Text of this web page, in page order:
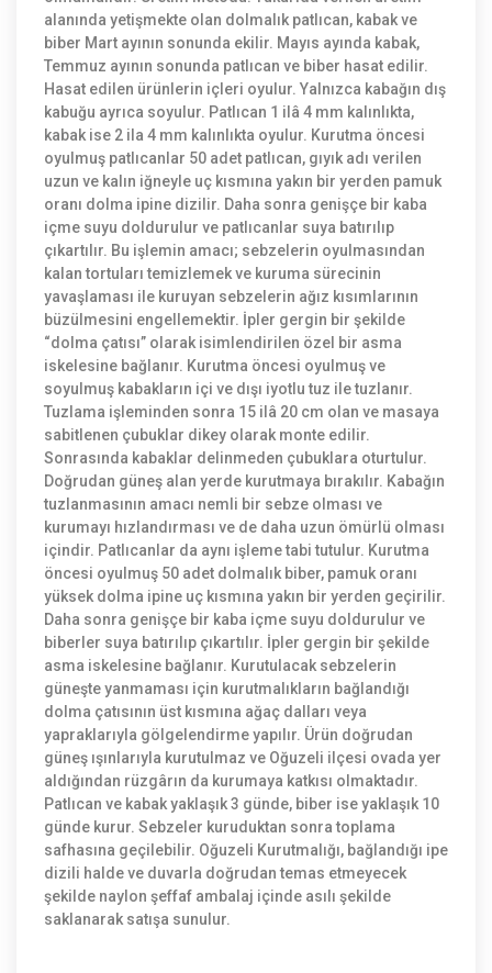
alanında yetişmekte olan dolmalık patlıcan, kabak ve
biber Mart ayının sonunda ekilir. Mayıs ayında kabak,
Temmuz ayının sonunda patlıcan ve biber hasat edilir.
Hasat edilen ürünlerin içleri oyulur. Yalnızca kabağın dış
kabuğu ayrıca soyulur. Patlıcan 1 ilâ 4 mm kalınlıkta,
kabak ise 2 ila 4 mm kalınlıkta oyulur. Kurutma öncesi
oyulmuş patlıcanlar 50 adet patlıcan, gıyık adı verilen
uzun ve kalın iğneyle uç kısmına yakın bir yerden pamuk
oranı dolma ipine dizilir. Daha sonra genişçe bir kaba
içme suyu doldurulur ve patlıcanlar suya batırılıp
çıkartılır. Bu işlemin amacı; sebzelerin oyulmasından
kalan tortuları temizlemek ve kuruma sürecinin
yavaşlaması ile kuruyan sebzelerin ağız kısımlarının
büzülmesini engellemektir. İpler gergin bir şekilde
“dolma çatısı” olarak isimlendirilen özel bir asma
iskelesine bağlanır. Kurutma öncesi oyulmuş ve
soyulmuş kabakların içi ve dışı iyotlu tuz ile tuzlanır.
Tuzlama işleminden sonra 15 ilâ 20 cm olan ve masaya
sabitlenen çubuklar dikey olarak monte edilir.
Sonrasında kabaklar delinmeden çubuklara oturtulur.
Doğrudan güneş alan yerde kurutmaya bırakılır. Kabağın
tuzlanmasının amacı nemli bir sebze olması ve
kurumayı hızlandırması ve de daha uzun ömürlü olması
içindir. Patlıcanlar da aynı işleme tabi tutulur. Kurutma
öncesi oyulmuş 50 adet dolmalık biber, pamuk oranı
yüksek dolma ipine uç kısmına yakın bir yerden geçirilir.
Daha sonra genişçe bir kaba içme suyu doldurulur ve
biberler suya batırılıp çıkartılır. İpler gergin bir şekilde
asma iskelesine bağlanır. Kurutulacak sebzelerin
güneşte yanmaması için kurutmalıkların bağlandığı
dolma çatısının üst kısmına ağaç dalları veya
yapraklarıyla gölgelendirme yapılır. Ürün doğrudan
güneş ışınlarıyla kurutulmaz ve Oğuzeli ilçesi ovada yer
aldığından rüzgârın da kurumaya katkısı olmaktadır.
Patlıcan ve kabak yaklaşık 3 günde, biber ise yaklaşık 10
günde kurur. Sebzeler kuruduktan sonra toplama
safhasına geçilebilir. Oğuzeli Kurutmalığı, bağlandığı ipe
dizili halde ve duvarla doğrudan temas etmeyecek
şekilde naylon şeffaf ambalaj içinde asılı şekilde
saklanarak satışa sunulur.